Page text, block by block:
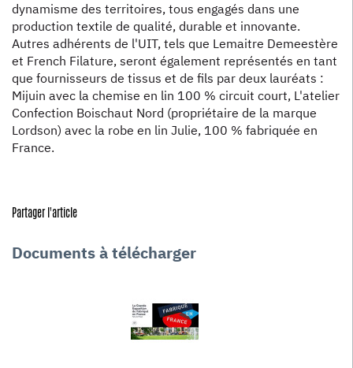
dynamisme des territoires, tous engagés dans une
production textile de qualité, durable et innovante.
Autres adhérents de l'UIT, tels que Lemaitre Demeestère
et French Filature, seront également représentés en tant
que fournisseurs de tissus et de fils par deux lauréats :
Mijuin avec la chemise en lin 100 % circuit court, L'atelier
Confection Boischaut Nord (propriétaire de la marque
Lordson) avec la robe en lin Julie, 100 % fabriquée en
France.
Partager l'article
Documents à télécharger